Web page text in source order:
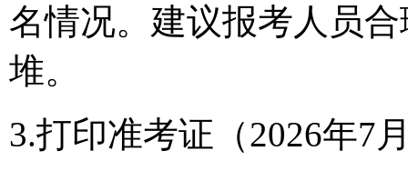
名情况。建议报考人员
堆。
3.打印准考证（2026年7